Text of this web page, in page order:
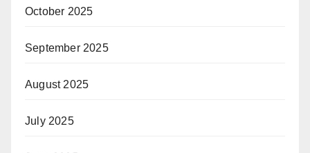
October 2025
September 2025
August 2025
July 2025